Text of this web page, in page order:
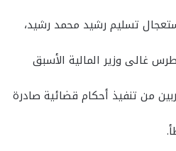
تسليم رشيد محمد رشيد،
غالى وزير المالية الأسبق
98، والهاربين من تنفيذ أحكام قضائية صادرة